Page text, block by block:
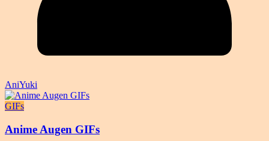
AniYuki
GIFs
Anime Augen GIFs